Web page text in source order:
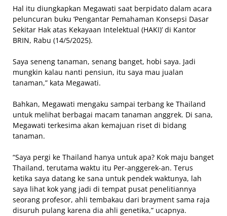
Hal itu diungkapkan Megawati saat berpidato dalam acara
peluncuran buku ‘Pengantar Pemahaman Konsepsi Dasar
Sekitar Hak atas Kekayaan Intelektual (HAKI)’ di Kantor
BRIN, Rabu (14/5/2025).
Saya seneng tanaman, senang banget, hobi saya. Jadi
mungkin kalau nanti pensiun, itu saya mau jualan
tanaman,” kata Megawati.
Bahkan, Megawati mengaku sampai terbang ke Thailand
untuk melihat berbagai macam tanaman anggrek. Di sana,
Megawati terkesima akan kemajuan riset di bidang
tanaman.
“Saya pergi ke Thailand hanya untuk apa? Kok maju banget
Thailand, terutama waktu itu Per-anggerek-an. Terus
ketika saya datang ke sana untuk pendek waktunya, lah
saya lihat kok yang jadi di tempat pusat penelitiannya
seorang profesor, ahli tembakau dari brayment sama raja
disuruh pulang karena dia ahli genetika,” ucapnya.